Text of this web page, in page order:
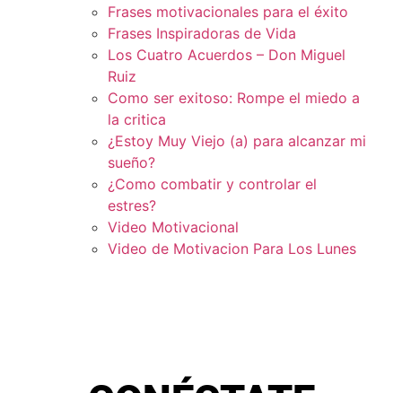
Frases motivacionales para el éxito
Frases Inspiradoras de Vida
Los Cuatro Acuerdos – Don Miguel
Ruiz
Como ser exitoso: Rompe el miedo a
la critica
¿Estoy Muy Viejo (a) para alcanzar mi
sueño?
¿Como combatir y controlar el
estres?
Video Motivacional
Video de Motivacion Para Los Lunes